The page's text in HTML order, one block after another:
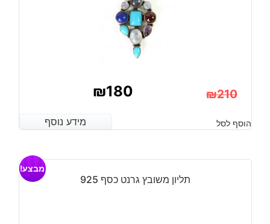
₪210
המקורי
היה:
₪180
הנוכחי
הוא:
מידע נוסף הוסף לסל מידע נוסף
תליון משובץ גרנט כסף 925
מבצע!